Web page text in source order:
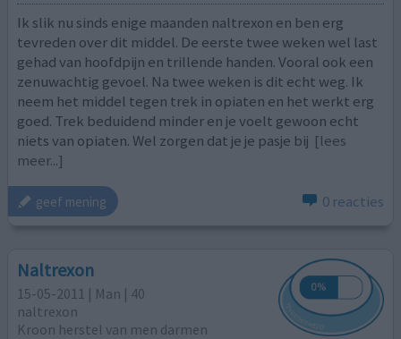
Ik slik nu sinds enige maanden naltrexon en ben erg
tevreden over dit middel. De eerste twee weken wel last
gehad van hoofdpijn en trillende handen. Vooral ook een
zenuwachtig gevoel. Na twee weken is dit echt weg. Ik
neem het middel tegen trek in opiaten en het werkt erg
goed. Trek beduidend minder en je voelt gewoon echt
niets van opiaten. Wel zorgen dat je je pasje bij [lees
meer...]
geef mening 0 reacties
Naltrexon
15-05-2011 | Man | 40
naltrexon
Kroon herstel van men darmen